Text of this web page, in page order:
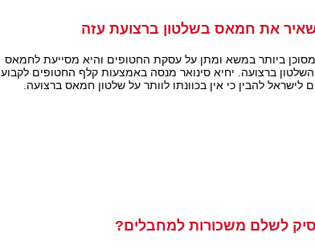
את חמאס בשלטון ברצועת עזה
ביותר במשא ומתן על עסקת החטופים והיא מסייעת לחמאס
ברצועה. יחיא סינואר מנסה באמצעות קלף החטופים לקבוע
לישראל להבין כי אין בכוונתו לוותר על שלטון חמאס ברצועה.
לשלם משכורות למחבלים?